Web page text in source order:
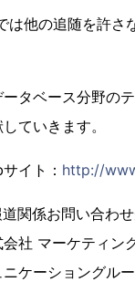
は他の追随を許さ
タベース分野の
ていきます。
イト： http://
関係お問い合わ
会社 マーケティン
ニケーショングル